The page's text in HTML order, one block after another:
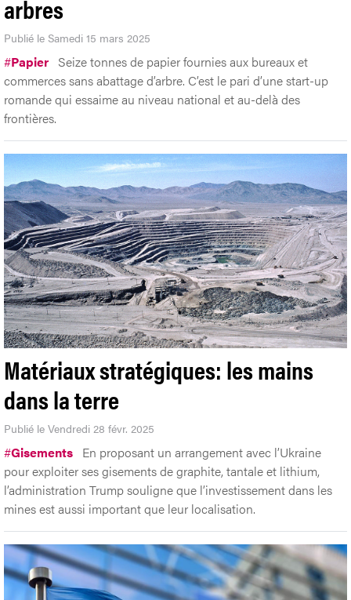
arbres
Publié le Samedi 15 mars 2025
#Papier Seize tonnes de papier fournies aux bureaux et
commerces sans abattage d’arbre. C’est le pari d’une start-up
romande qui essaime au niveau national et au-delà des
frontières.
Matériaux stratégiques: les mains
dans la terre
Publié le Vendredi 28 févr. 2025
#Gisements En proposant un arrangement avec l’Ukraine
pour exploiter ses gisements de graphite, tantale et lithium,
l’administration Trump souligne que l’investissement dans les
mines est aussi important que leur localisation.